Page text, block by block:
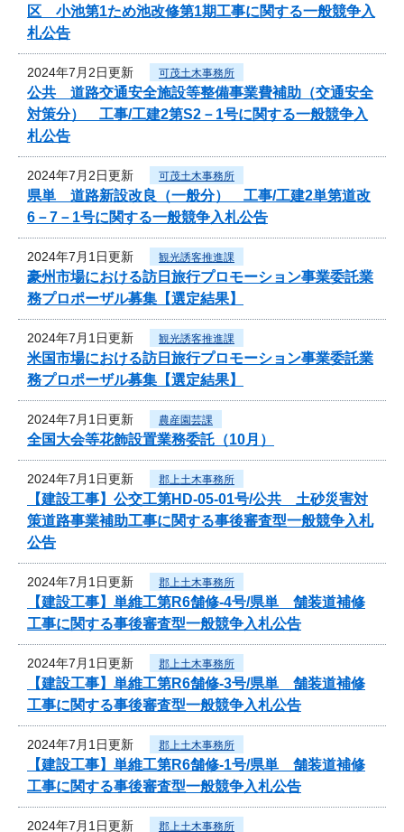
区 小池第1ため池改修第1期工事に関する一般競争入
札公告
2024年7月2日更新 可茂土木事務所
公共 道路交通安全施設等整備事業費補助（交通安全
対策分） 工事/工建2第S2－1号に関する一般競争入
札公告
2024年7月2日更新 可茂土木事務所
県単 道路新設改良（一般分） 工事/工建2単第道改
6－7－1号に関する一般競争入札公告
2024年7月1日更新 観光誘客推進課
豪州市場における訪日旅行プロモーション事業委託業
務プロポーザル募集【選定結果】
2024年7月1日更新 観光誘客推進課
米国市場における訪日旅行プロモーション事業委託業
務プロポーザル募集【選定結果】
2024年7月1日更新 農産園芸課
全国大会等花飾設置業務委託（10月）
2024年7月1日更新 郡上土木事務所
【建設工事】公交工第HD-05-01号/公共 土砂災害対
策道路事業補助工事に関する事後審査型一般競争入札
公告
2024年7月1日更新 郡上土木事務所
【建設工事】単維工第R6舗修-4号/県単 舗装道補修
工事に関する事後審査型一般競争入札公告
2024年7月1日更新 郡上土木事務所
【建設工事】単維工第R6舗修-3号/県単 舗装道補修
工事に関する事後審査型一般競争入札公告
2024年7月1日更新 郡上土木事務所
【建設工事】単維工第R6舗修-1号/県単 舗装道補修
工事に関する事後審査型一般競争入札公告
2024年7月1日更新 郡上土木事務所